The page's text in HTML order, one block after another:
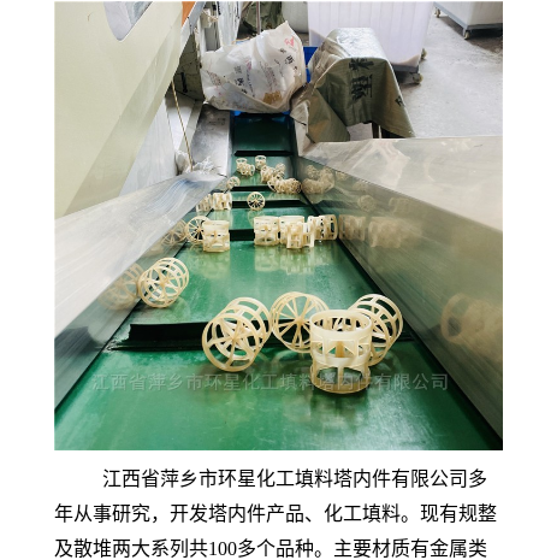
江西省萍乡市环星化工填料塔内件有限公司多
年从事研究，开发塔内件产品、化工填料。现有规整
及散堆两大系列共100多个品种。主要材质有金属类